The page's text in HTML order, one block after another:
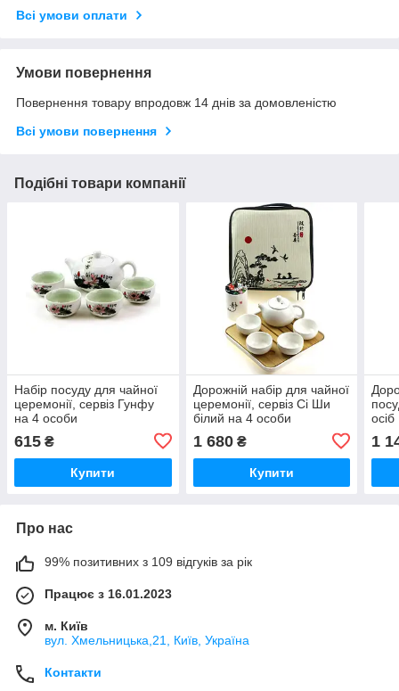
Всі умови оплати
Умови повернення
Повернення товару впродовж 14 днів за домовленістю
Всі умови повернення
Подібні товари компанії
Набір посуду для чайної
церемонії, сервіз Гунфу
на 4 особи
615 ₴
Купити
Дорожній набір для чайної
церемонії, сервіз Сі Ши
білий на 4 особи
1 680₴
Купити
осіб
1
Про нас
99% позитивних з 109 відгуків за рік
Працює з 16.01.2023
м. Київ
вул. Хмельницька,21, Київ, Україна
Контакти